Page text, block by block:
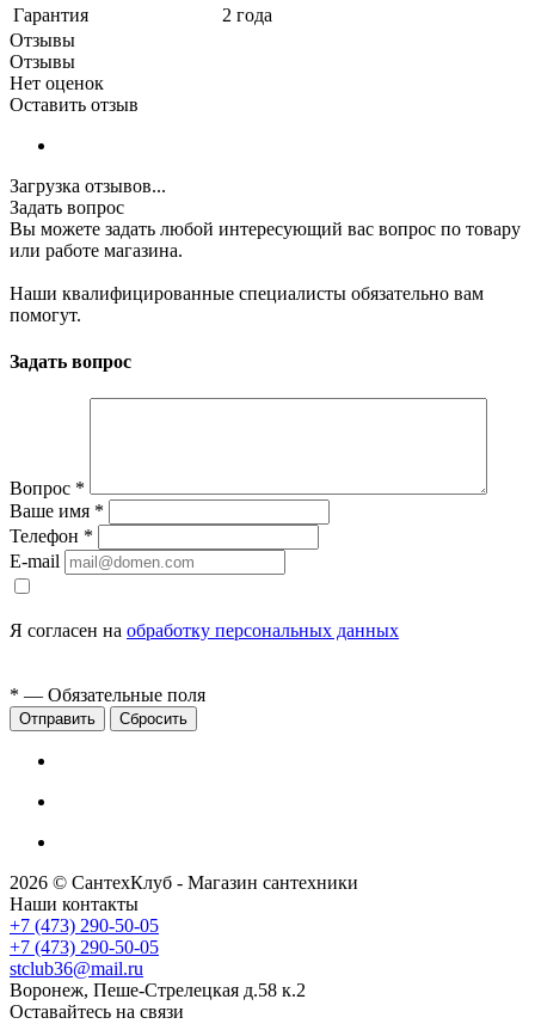
Гарантия
2 года
Отзывы
Отзывы
Нет оценок
Оставить отзыв
Загрузка отзывов...
Задать вопрос
Вы можете задать любой интересующий вас вопрос по товару
или работе магазина.
Наши квалифицированные специалисты обязательно вам
помогут.
Задать вопрос
Вопрос *
Ваше имя *
Телефон *
E-mail
Я согласен на обработку персональных данных
* — Обязательные поля
Сбросить
2026 © СантехКлуб - Магазин сантехники
Наши контакты
+7 (473) 290-50-05
+7 (473) 290-50-05
stclub36@mail.ru
Воронеж, Пеше-Стрелецкая д.58 к.2
Оставайтесь на связи